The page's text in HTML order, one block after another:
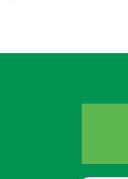
上下水道完備